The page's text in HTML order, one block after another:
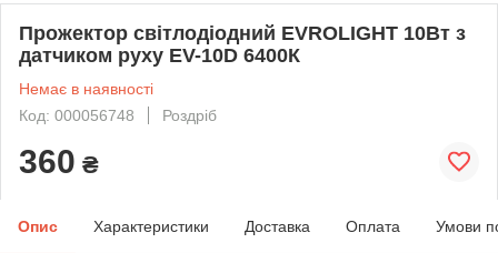
Прожектор світлодіодний EVROLIGHT 10Вт з
датчиком руху EV-10D 6400К
Немає в наявності
Код: 000056748
Роздріб
360 ₴
Опис Характеристики Доставка Оплата Умови